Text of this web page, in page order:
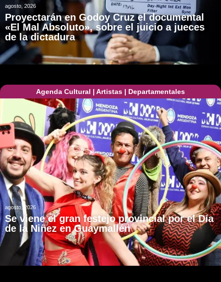
agosto, 2026
Proyectarán en Godoy Cruz el documental
«El Mal Absoluto», sobre el juicio a jueces
de la dictadura
Agenda Cultural | Artistas | Departamentales
agosto, 2026
Se viene el gran festejo provincial por el Día
de la Niñez en Guaymallén